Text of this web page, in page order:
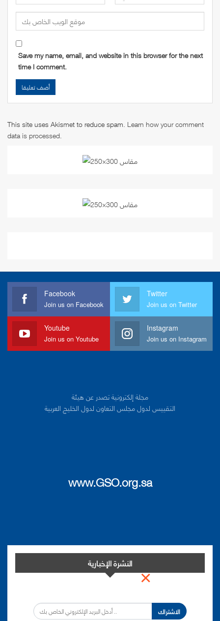
Save my name, email, and website in this browser for the next
time I comment.
This site uses Akismet to reduce spam. Learn how your comment
data is processed.
Facebook
Join us on Facebook
Twitter
Join us on Twitter
Youtube
Join us on Youtube
Instagram
Join us on Instagram
مجلة إلكترونية تصدر عن هيئة
التقييس لدول مجلس التعاون لدول الخليج العربية
www.GSO.org.sa
النشرة الإخبارية
الاشتراك
×